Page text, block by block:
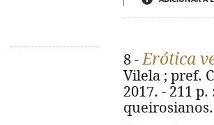
8 -Erótica
Vilela ; pref.
2017. - 211
queirosianos.